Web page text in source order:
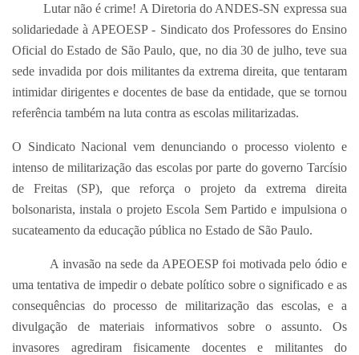
Lutar não é crime! A Diretoria do ANDES-SN expressa sua
solidariedade à APEOESP - Sindicato dos Professores do Ensino
Oficial do Estado de São Paulo, que, no dia 30 de julho, teve sua
sede invadida por dois militantes da extrema direita, que tentaram
intimidar dirigentes e docentes de base da entidade, que se tornou
referência também na luta contra as escolas militarizadas.
O Sindicato Nacional vem denunciando o processo violento e
intenso de militarização das escolas por parte do governo Tarcísio
de Freitas (SP), que reforça o projeto da extrema direita
bolsonarista, instala o projeto Escola Sem Partido e impulsiona o
sucateamento da educação pública no Estado de São Paulo.
A invasão na sede da APEOESP foi motivada pelo ódio e
uma tentativa de impedir o debate político sobre o significado e as
consequências do processo de militarização das escolas, e a
divulgação de materiais informativos sobre o assunto. Os
invasores agrediram fisicamente docentes e militantes do